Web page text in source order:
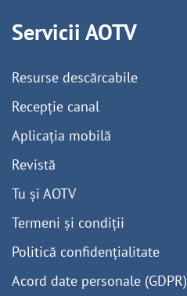
Servicii AOTV
Resurse descărcabile
Recepție canal
Aplicația mobilă
Revistă
Tu și AOTV
Termeni și condiții
Politică confidențialitate
Acord date personale (GDPR)